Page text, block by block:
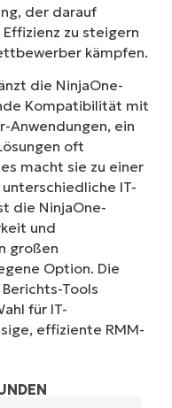
der darauf
zu steigern
kämpfen.
die NinjaOne-
Kompatibilität mit
Anwendungen, ein
oft
macht sie zu einer
IT-
die NinjaOne-
und
großen
Option. Die
Tools
für IT-
effiziente RMM-